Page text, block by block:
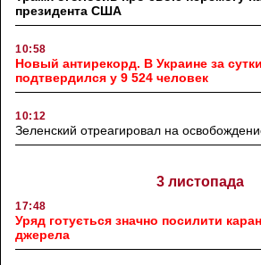
президента США
10:58
Новый антирекорд. В Украине за
подтвердился у 9 524 человек
10:12
Зеленский отреагировал на
3 листопада
17:48
Уряд готується значно посилити
джерела